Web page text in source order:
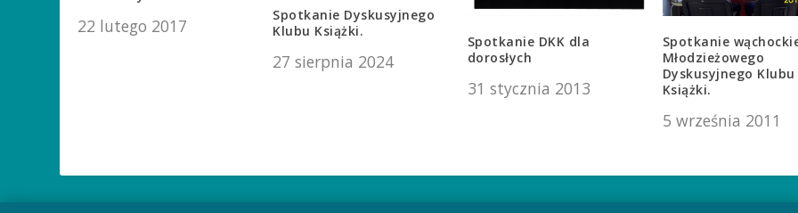
22 lutego 2017
Spotkanie Dyskusyjnego
Klubu Książki.
27 sierpnia 2024
Spotkanie DKK dla
dorosłych
31 stycznia 2013
Spotkanie
Młodzieżowego
Dyskusyjnego Klubu
Książki.
5 września 2011